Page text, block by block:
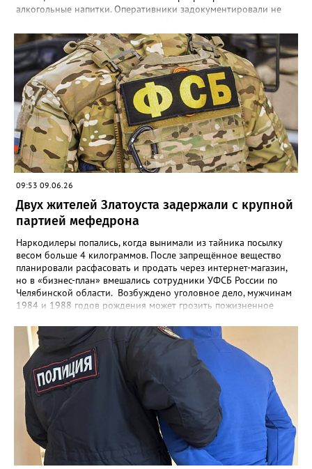
алкогольные напитки. Оперативники задокументировали не
в златоустовском ОМВД. Хозяина притона задержали, он стал
фигурантом уголовного дела.
09:53 09.06.26
Двух жителей Златоуста задержали с крупной
партией мефедрона
Наркодилеры попались, когда вынимали из тайника посылку
весом больше 4 килограммов. После запрещённое вещество
планировали расфасовать и продать через интернет-магазин,
но в «бизнес-план» вмешались сотрудники УФСБ России по
Челябинской области. Возбуждено уголовное дело, мужчинам
1984 и 1988 годов рождения может грозить пожизненное
наркотиков региональное УФСБ ведёт по всем фронтам. Так,
сотрудники управления ликвидировали две подпольных
химических лаборатории по производству и расфасовке
наркотических средств. В общей сложности оперативники
изъяли из незаконного оборота более 65 килограммов
«синтетики» и свыше 600 килограммов прекурсоров,
предназначенных для дальнейшего производства наркотиков
и психотропных веществ, а также химические реактивы и
лабораторное оборудование.